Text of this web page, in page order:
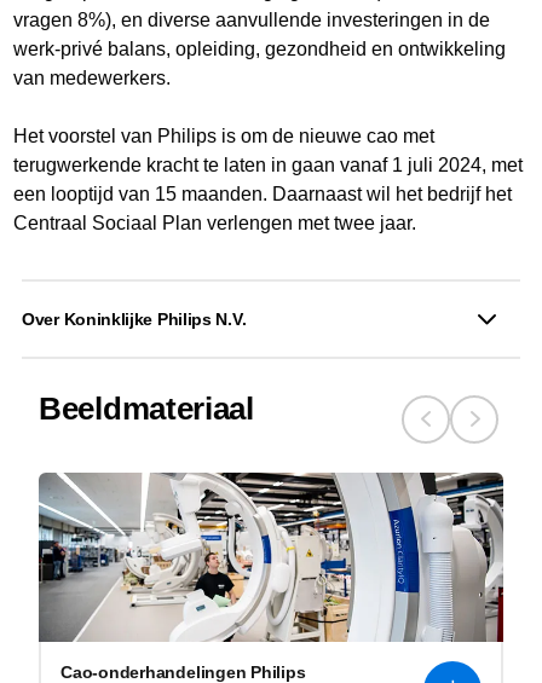
vragen 8%), en diverse aanvullende investeringen in de
werk-privé balans, opleiding, gezondheid en ontwikkeling
van medewerkers.
Het voorstel van Philips is om de nieuwe cao met
terugwerkende kracht te laten in gaan vanaf 1 juli 2024, met
een looptijd van 15 maanden. Daarnaast wil het bedrijf het
Centraal Sociaal Plan verlengen met twee jaar.
Over Koninklijke Philips N.V.
Beeldmateriaal
Cao-onderhandelingen Philips